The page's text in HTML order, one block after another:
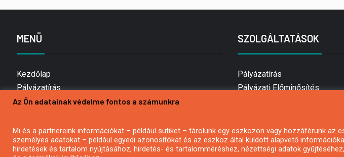
MENÜ
Kezdőlap
Pályázatírás
Bemutatkozás
Hírlevél feliratkozás
Impresszum
SZOLGÁLTATÁSOK
Pályázatírás
Pályázati Előminősítés
Mezőgazdasági pályázatírás
Pályázatírás
Az Ön adatainak védelme fontos a számunkra
Mi és a partnereink információkat – például sütiket – tárolunk egy eszközön vagy hozzáférünk az
személyes adatokat – például egyedi azonosítókat és az eszköz által küldött alapvető
hirdetések és tartalom nyújtásához, hirdetés- és tartalomméréshez, nézettségi adatok